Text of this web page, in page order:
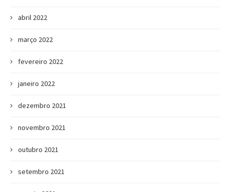
abril 2022
março 2022
fevereiro 2022
janeiro 2022
dezembro 2021
novembro 2021
outubro 2021
setembro 2021